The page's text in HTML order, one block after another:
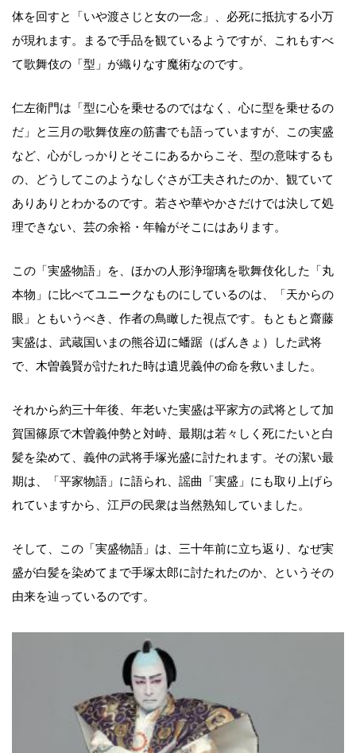
体を回すと「いや渡さじと女の一念」、必死に抵抗する小万
が現れます。まるで手品を観ているようですが、これもすべ
て歌舞伎の「型」が織りなす魔術なのです。
仁左衛門は「型に心を乗せるのではなく、心に型を乗せるの
だ」と三月の歌舞伎座の筋書でも語っていますが、この実盛
など、心がしっかりとそこにあるからこそ、型の意味するも
の、どうしてこのようなしぐさが工夫されたのか、観ていて
ありありとわかるのです。若さや華やかさだけでは決して処
理できない、芸の余裕・年輪がそこにはあります。
この「実盛物語」を、ほかの人形浄瑠璃を歌舞伎化した「丸
本物」に比べてユニークなものにしているのは、「天からの
眼」ともいうべき、作者の鳥瞰した視点です。もともと齋藤
実盛は、武蔵国いまの熊谷辺に蟠踞（ばんきょ）した武将
で、木曽義賢が討たれた時は遺児義仲の命を救いました。
それから約三十年後、年老いた実盛は平家方の武将として加
賀国篠原で木曽義仲勢と対峙、最期は若々しく死にたいと白
髪を染めて、義仲の武将手塚光盛に討たれます。その潔い最
期は、「平家物語」に語られ、謡曲「実盛」にも取り上げら
れていますから、江戸の民衆は当然熟知していました。
そして、この「実盛物語」は、三十年前に立ち返り、なぜ実
盛が白髪を染めてまで手塚太郎に討たれたのか、というその
由来を辿っているのです。